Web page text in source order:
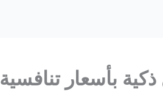
تنافسية 0532470285